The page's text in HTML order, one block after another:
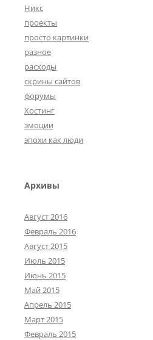
Никс
проекты
просто картинки
разное
расходы
скрины сайтов
форумы
Хостинг
эмоции
эпохи как люди
Архивы
Август 2016
Февраль 2016
Август 2015
Июль 2015
Июнь 2015
Май 2015
Апрель 2015
Март 2015
Февраль 2015